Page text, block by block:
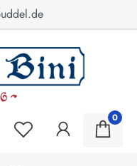
0